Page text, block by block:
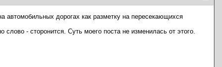
автомобильных дорогах как разметку на пересекающихся
- сторонится. Суть моего поста не изменилась от этого.